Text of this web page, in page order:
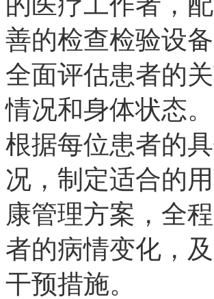
善的检查检验设
全面评估患者的
情况和身体状态
根据每位患者的
况，制定适合的
康管理方案，全
者的病情变化，
干预措施。